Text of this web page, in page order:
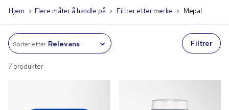
Hjem Flere måter å handle på Filtrer etter merke Mepal
Sorter etter Filtrer
7 produkter